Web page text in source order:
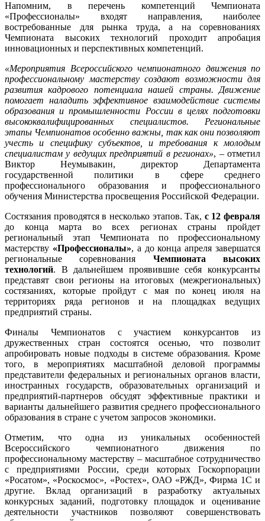
Напомним, в перечень компетенций Чемпионата
«Профессионалы» входят направления, наиболее
востребованные для рынка труда, а на соревнованиях
Чемпионата высоких технологий проходит апробация
инновационных и перспективных компетенций.
«Мероприятия Всероссийского чемпионатного движения по
профессиональному мастерству создают возможности для
развития кадрового потенциала нашей страны. Движение
помогает наладить эффективное взаимодействие системы
образования и промышленности России в целях подготовки
высококвалифицированных специалистов. Региональные
этапы Чемпионатов особенно важны, так как они позволяют
учесть и специфику субъектов, и требования к молодым
специалистам у ведущих предприятий в регионах», – отметил
Виктор Неумывакин, директор Департамента
государственной политики в сфере среднего
профессионального образования и профессионального
обучения Министерства просвещения Российской Федерации.
Состязания проводятся в несколько этапов. Так, с 12 февраля
до конца марта во всех регионах страны пройдет
региональный этап Чемпионата по профессиональному
мастерству «Профессионалы», а до конца апреля завершатся
региональные соревнования Чемпионата высоких
технологий. В дальнейшем проявившие себя конкурсанты
представят свои регионы на итоговых (межрегиональных)
состязаниях, которые пройдут с мая по конец июля на
территориях ряда регионов и на площадках ведущих
предприятий страны.
Финалы Чемпионатов с участием конкурсантов из
дружественных стран состоятся осенью, что позволит
апробировать новые подходы в системе образования. Кроме
того, в мероприятиях масштабной деловой программы
представители федеральных и региональных органов власти,
иностранных государств, образовательных организаций и
предприятий-партнеров обсудят эффективные практики и
варианты дальнейшего развития среднего профессионального
образования в стране с учетом запросов экономики.
Отметим, что одна из уникальных особенностей
Всероссийского чемпионатного движения по
профессиональному мастерству – масштабное сотрудничество
с предприятиями России, среди которых Госкорпорации
«Росатом», «Роскосмос», «Ростех», ОАО «РЖД», Фирма 1С и
другие. Вклад организаций
в разработку актуальных
конкурсных заданий, подготовку площадок и оценивание
деятельности участников позволяют совершенствовать